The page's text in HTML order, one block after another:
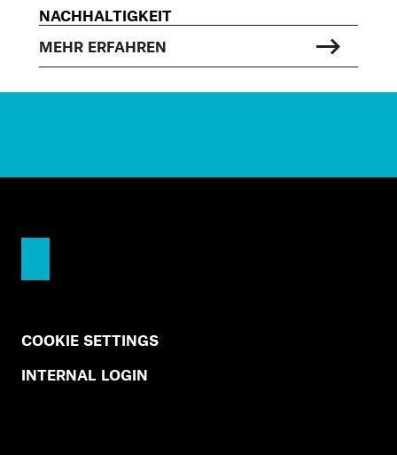
NACHHALTIGKEIT
MEHR ERFAHREN
COOKIE SETTINGS
INTERNAL LOGIN